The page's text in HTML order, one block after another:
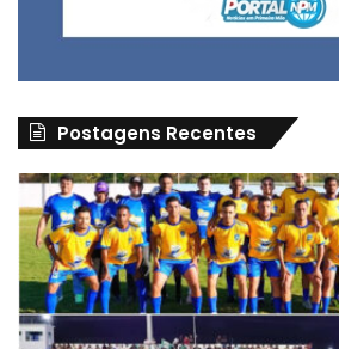
Postagens Recentes